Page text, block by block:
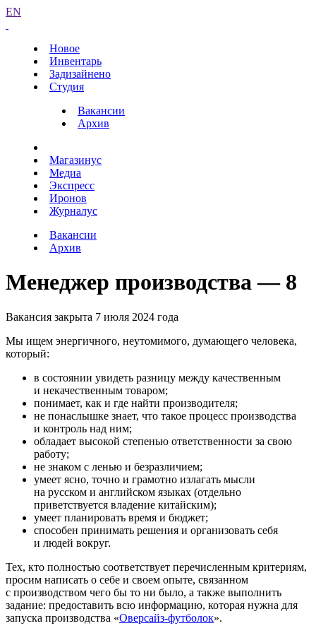
EN
Новое
Инвентарь
Задизайнено
Студия
Вакансии
Архив
Магазинус
Медиа
Экспресс
Иронов
Журналус
Вакансии
Архив
Менеджер производства — 8
Вакансия закрыта 7 июля 2024 года
Мы ищем энергичного, неутомимого, думающего человека,
который:
в состоянии увидеть разницу между качественным
и некачественным товаром;
понимает, как и где найти производителя;
не понаслышке знает, что такое процесс производства
и контроль над ним;
обладает высокой степенью ответственности за свою
работу;
не знаком с ленью и безразличием;
умеет ясно, точно и грамотно излагать мысли
на русском и английском языках (отдельно
приветствуется владение китайским);
умеет планировать время и бюджет;
способен принимать решения и организовать себя
и людей вокруг.
Тех, кто полностью соответствует перечисленным критериям,
просим написать о себе и своем опыте, связанном
с производством чего бы то ни было, а также выполнить
задание: предоставить всю информацию, которая нужна для
запуска производства «Оверсайз-футболок».